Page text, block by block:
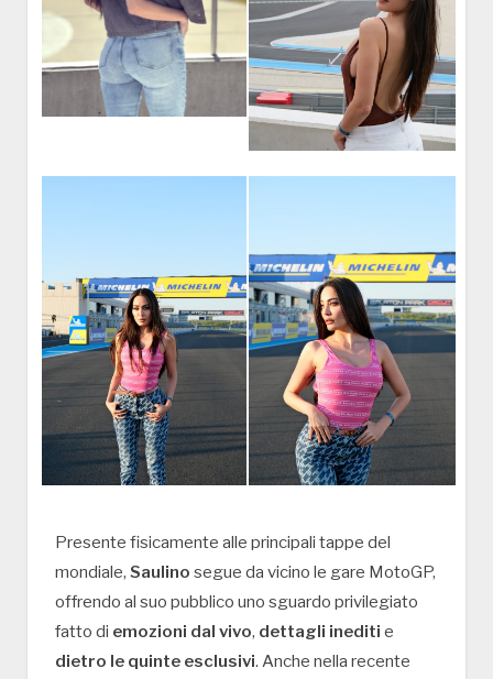
Presente fisicamente alle principali tappe del
mondiale, Saulino segue da vicino le gare MotoGP,
offrendo al suo pubblico uno sguardo privilegiato
fatto di emozioni dal vivo, dettagli inediti e
dietro le quinte esclusivi. Anche nella recente